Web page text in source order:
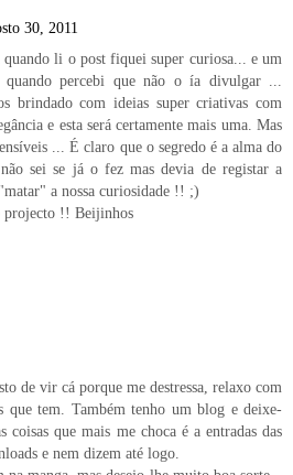
30, 2011
li o post fiquei super curiosa... e um
quando percebi que não o ía divulgar ...
brindado com ideias super criativas com
e esta será certamente mais uma. Mas
... É claro que o segredo é a alma do
sei se já o fez mas devia de registar a
a nossa curiosidade !! ;)
projecto !! Beijinhos
de vir cá porque me destressa, relaxo com
que tem. Também tenho um blog e deixe-
coisas que mais me choca é a entradas das
e nem dizem até logo.